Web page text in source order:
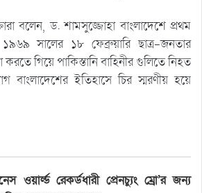
বলেন, ড. শামসুজ্জোহা বাংলাদেশে প্রথম
১৯৬৯ সালের ১৮ ফেব্রুয়ারি ছাত্র-জনতার
গিয়ে পাকিস্তানি বাহিনীর গুলিতে নিহত
ইতিহাসে চির স্মরণীয় হয়ে
ওয়ার্ল্ড রেকর্ডধারী প্রেনচ্যুং ম্রো’র জন্য